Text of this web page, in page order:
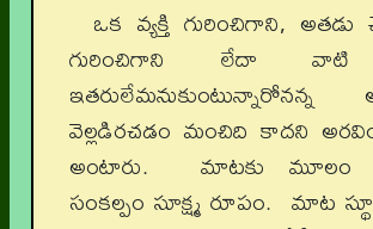
ఒక వ్యక్తి గురించిగాని,
గురించిగాని లేదా వాటి
ఇతరులేమనుకుంటున్నారోనన్న
వెల్లడిరచడం మంచిది కాదని
అంటారు. మాటకు మూలం
సంకల్పం సూక్ష్మ రూపం. మాట